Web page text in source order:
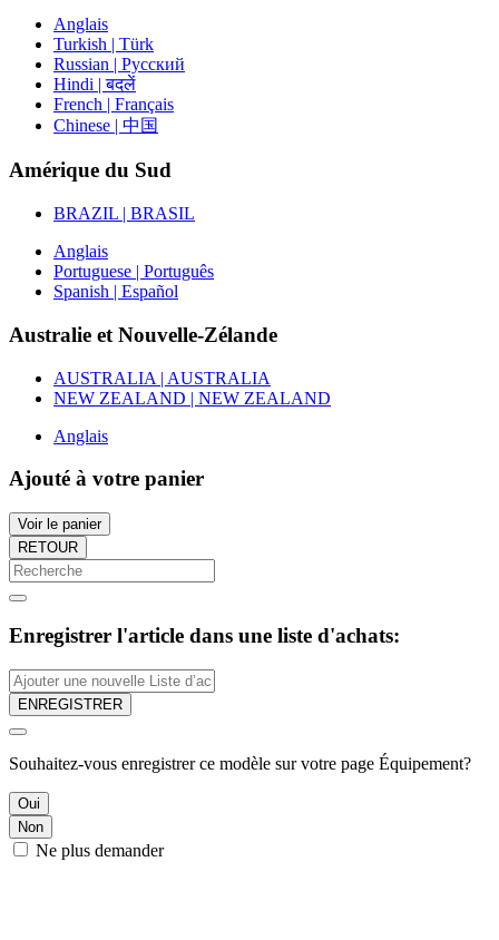
Anglais
Turkish | Türk
Russian | Русский
Hindi | बदलें
French | Français
Chinese | 中国
Amérique du Sud
BRAZIL | BRASIL
Anglais
Portuguese | Português
Spanish | Español
Australie et Nouvelle-Zélande
AUSTRALIA | AUSTRALIA
NEW ZEALAND | NEW ZEALAND
Anglais
Ajouté à votre panier
Voir le panier
RETOUR
Enregistrer l'article dans une liste d'achats:
ENREGISTRER
Souhaitez-vous enregistrer ce modèle sur votre page Équipement?
Oui
Non
Ne plus demander